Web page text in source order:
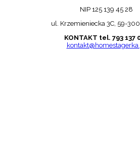
NIP 125 139 45 28
ul. Krzemieniecka 3C, 59-
KONTAKT tel. 793 137